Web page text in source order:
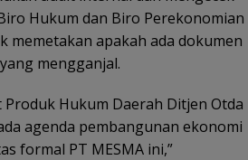
Hukum dan Biro Perekonomian
memetakan apakah ada dokumen
mengganjal.
Hukum Daerah Ditjen Otda
agenda pembangunan ekonomi
formal PT MESMA ini,”